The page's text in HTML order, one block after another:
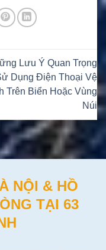
Lưu Ý Quan Trọng
Dụng Điện Thoại Vệ
Trên Biển Hoặc Vùng
Núi
NỘI & HỒ
TẠI 63